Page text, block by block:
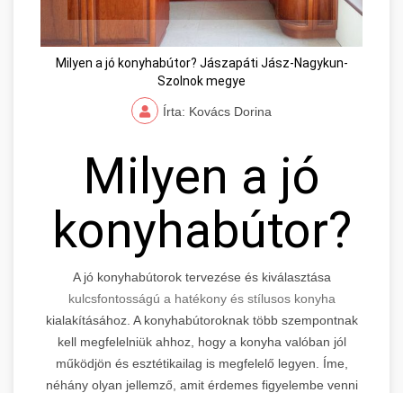
Milyen a jó konyhabútor? Jászapáti Jász-Nagykun-
Szolnok megye
Írta: Kovács Dorina
Milyen a jó
konyhabútor?
A jó konyhabútorok tervezése és kiválasztása
kulcsfontosságú a hatékony és stílusos konyha
kialakításához. A konyhabútoroknak több szempontnak
kell megfelelniük ahhoz, hogy a konyha valóban jól
működjön és esztétikailag is megfelelő legyen. Íme,
néhány olyan jellemző, amit érdemes figyelembe venni